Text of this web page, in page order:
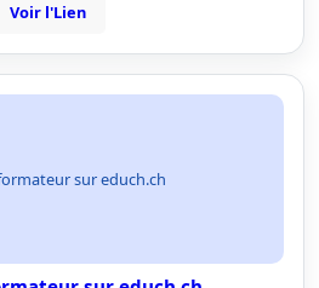
Voir l'Lien
sur educh.ch